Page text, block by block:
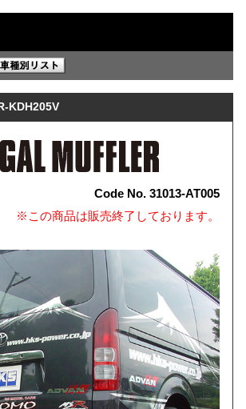
KDH205V
Code No. 31013-AT005
※この商品は販売終了しております。